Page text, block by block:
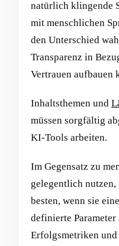
natürlich klingende
mit menschlichen
den Unterschied
Transparenz in
Vertrauen aufbauen
Inhaltsthemen und
müssen sorgfältig
KI-Tools arbeiten.
Im Gegensatz zu
gelegentlich
besten, wenn sie
definierte
Erfolgsmetriken